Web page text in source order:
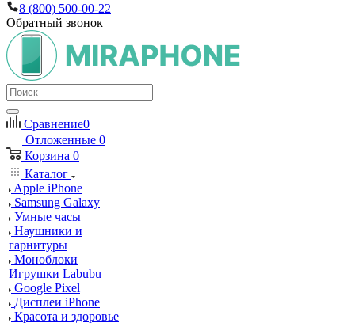
8 (800) 500-00-22
Обратный звонок
Сравнение0
Отложенные 0
Корзина 0
Каталог
Apple iPhone
Samsung Galaxy
Умные часы
Наушники и
гарнитуры
Моноблоки
Игрушки Labubu
Google Pixel
Дисплеи iPhone
Красота и здоровье